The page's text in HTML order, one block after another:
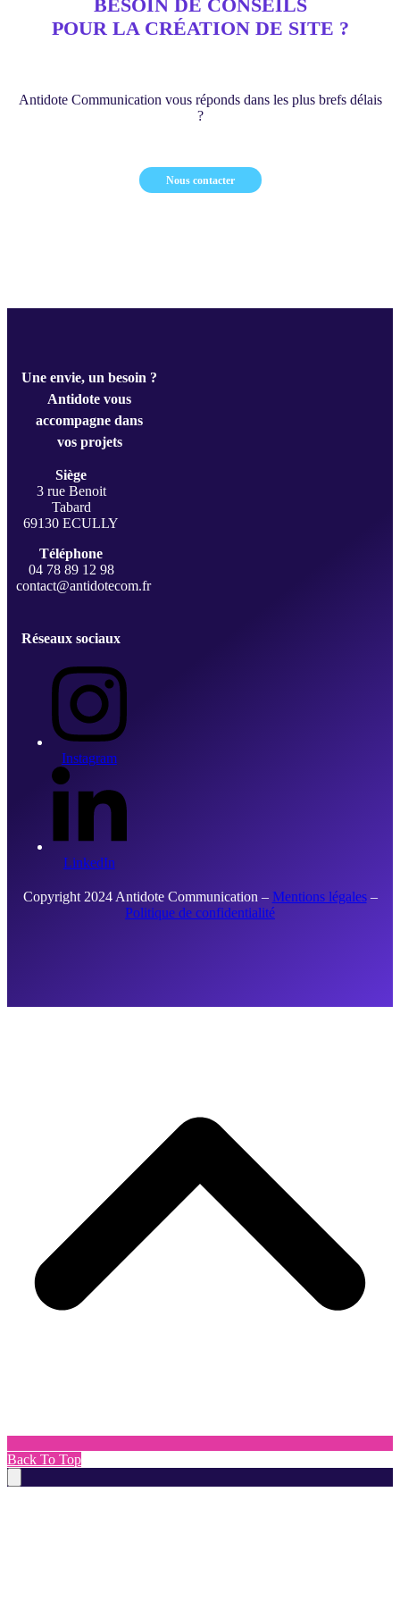
BESOIN DE CONSEILS
POUR LA CRÉATION DE SITE ?
Antidote Communication vous réponds dans les plus brefs délais
?
Nous contacter
Une envie, un besoin ?
Antidote vous
accompagne dans
vos projets
Siège
3 rue Benoit
Tabard
69130 ECULLY
Téléphone
04 78 89 12 98
contact@antidotecom.fr
Réseaux sociaux
Instagram
LinkedIn
Copyright 2024 Antidote Communication – Mentions légales–
Politique de confidentialité
Back To Top